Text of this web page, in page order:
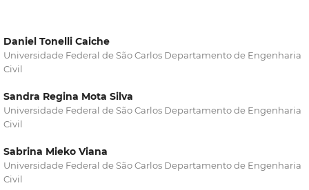
Daniel Tonelli Caiche
Universidade Federal de São Carlos Departamento de Engenharia
Civil
Sandra Regina Mota Silva
Universidade Federal de São Carlos Departamento de Engenharia
Civil
Sabrina Mieko Viana
Universidade Federal de São Carlos Departamento de Engenharia
Civil